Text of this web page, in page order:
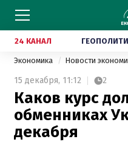
24 КАНАЛ
Экономика Новости
15 декабря, 11:12 2
Каков курс
обменниках
декабря